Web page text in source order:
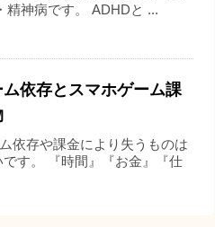
精神病です。 ADHDと ...
依存とスマホゲーム課
依存や課金により失うものは
す。 『時間』『お金』『仕